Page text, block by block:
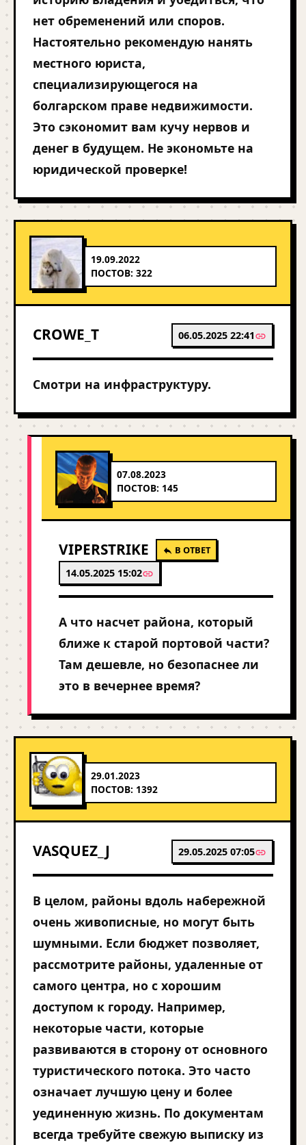
нет обременений или споров.
Настоятельно рекомендую нанять
местного юриста,
специализирующегося на
болгарском праве недвижимости.
Это сэкономит вам кучу нервов и
денег в будущем. Не экономьте на
юридической проверке!
19.09.2022
ПОСТОВ: 322
CROWE_T 06.05.2025 22:41
Смотри на инфраструктуру.
07.08.2023
ПОСТОВ: 145
VIPERSTRIKE В ОТВЕТ
14.05.2025 15:02
А что насчет района, который
ближе к старой портовой части?
Там дешевле, но безопаснее ли
это в вечернее время?
29.01.2023
ПОСТОВ: 1392
VASQUEZ_J 29.05.2025 07:05
В целом, районы вдоль набережной
очень живописные, но могут быть
шумными. Если бюджет позволяет,
рассмотрите районы, удаленные от
самого центра, но с хорошим
доступом к городу. Например,
некоторые части, которые
развиваются в сторону от основного
туристического потока. Это часто
означает лучшую цену и более
уединенную жизнь. По документам
всегда требуйте свежую выписку из